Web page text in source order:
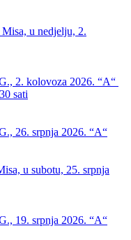
u nedjelju, 2.
2. kolovoza 2026. “A“
sati
26. srpnja 2026. “A“
u subotu, 25. srpnja
19. srpnja 2026. “A“